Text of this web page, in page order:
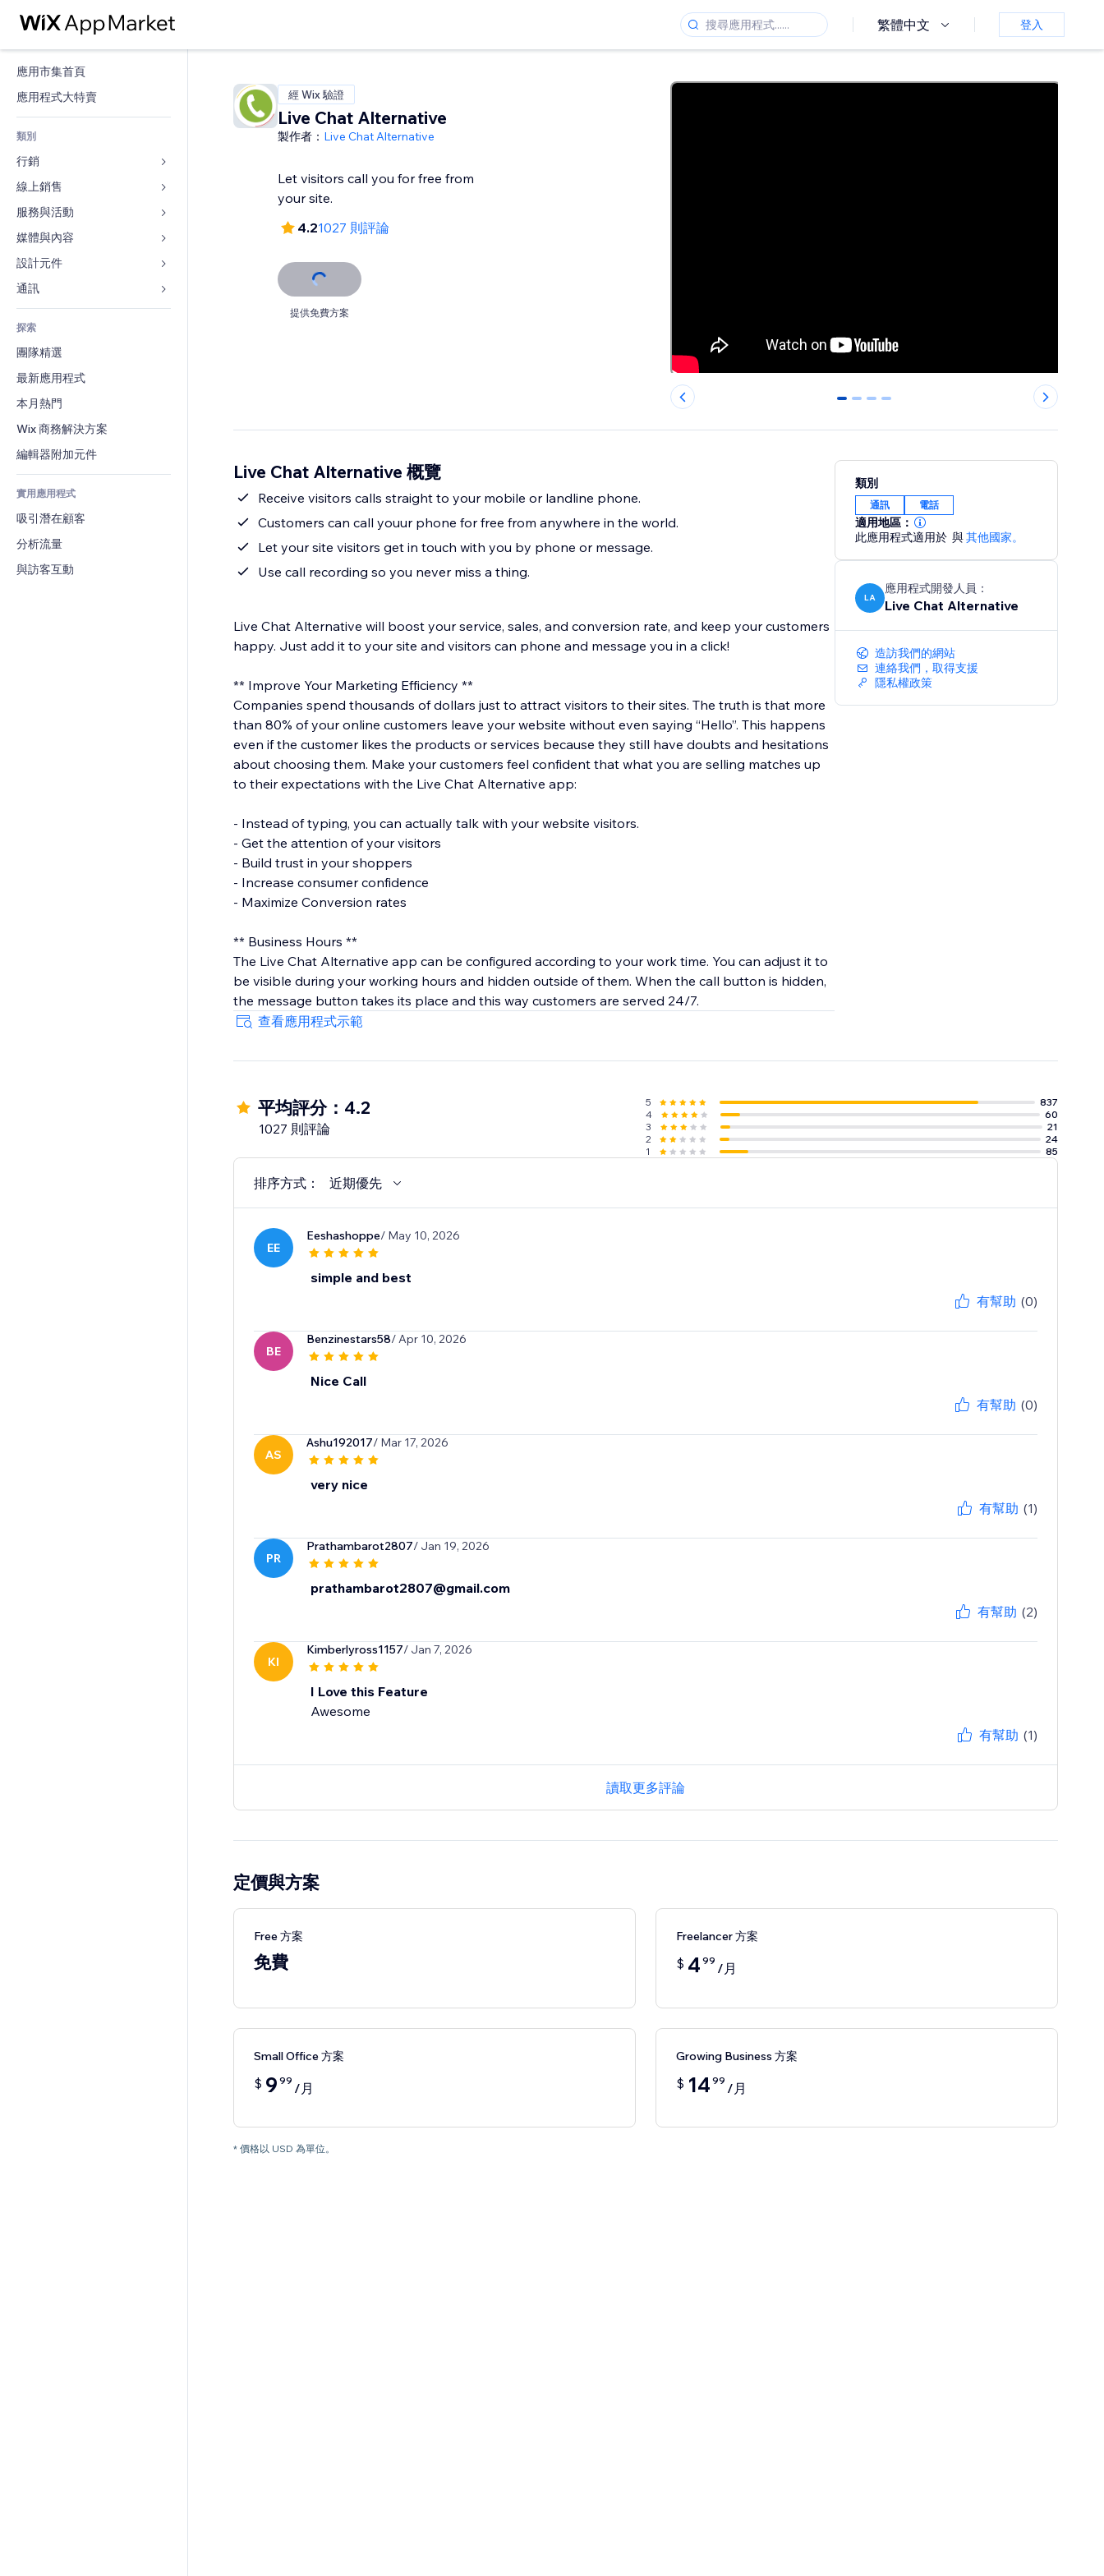
繁體中文 登入
應用市集首頁
應用程式大特賣
類別
行銷
廣告
行動裝置
分析
社交
發佈網站
電子郵件
轉換率
線上銷售
商店應用程式
出貨與送貨
付款按鈕
網路課程
會計
優惠券與酬賓計劃
倉儲解決方案
廠商直送
食品及飲料
服務與活動
旅館
活動
餐廳
不動產
預訂
媒體與內容
圖庫
音樂
Podcast
相片
影片
PDF
檔案分享
新聞
內容服務
設計元件
地圖與導航
隱私與安全性
時鐘
網頁範本
圖片效果
按鈕與選單
橫幅與徽章
計算機
搜尋
天氣
圖表與表格
表單
部落格
投票
聊天
留言
電話
社群
評價與推薦
CRM
探索
團隊精選
最新應用程式
本月熱門
Wix 商務解決方案
編輯器附加元件
實用應用程式
吸引潛在顧客
分析流量
與訪客互動
經 Wix 驗證
Live Chat Alternative
製作者： Live Chat Alternative
Let visitors call you for free from
your site.
4.21027 則評論
提供免費方案
0 1 2 3
Live Chat Alternative 概覽
Receive visitors calls straight to your mobile or landline phone.
Customers can call youur phone for free from anywhere in the world.
Let your site visitors get in touch with you by phone or message.
Use call recording so you never miss a thing.
Live Chat Alternative will boost your service, sales, and conversion rate, and keep your customers
happy. Just add it to your site and visitors can phone and message you in a click!
** Improve Your Marketing Efficiency **
Companies spend thousands of dollars just to attract visitors to their sites. The truth is that more
than 80% of your online customers leave your website without even saying “Hello”. This happens
even if the customer likes the products or services because they still have doubts and hesitations
about choosing them. Make your customers feel confident that what you are selling matches up
to their expectations with the Live Chat Alternative app:
- Instead of typing, you can actually talk with your website visitors.
- Get the attention of your visitors
- Build trust in your shoppers
- Increase consumer confidence
- Maximize Conversion rates
** Business Hours **
The Live Chat Alternative app can be configured according to your work time. You can adjust it to
be visible during your working hours and hidden outside of them. When the call button is hidden,
the message button takes its place and this way customers are served 24/7.
查看應用程式示範
類別
通訊 電話
適用地區：
此應用程式適用於 與其他國家。
LA
應用程式開發人員：
Live Chat Alternative
造訪我們的網站
連絡我們，取得支援
隱私權政策
平均評分：4.2
1027 則評論
5
837
4
60
3
21
2
24
1
85
排序方式： 近期優先
EE
Eeshashoppe/ May 10, 2026
simple and best
有幫助 (0)
BE
Benzinestars58/ Apr 10, 2026
Nice Call
有幫助 (0)
AS
Ashu192017/ Mar 17, 2026
very nice
有幫助 (1)
PR
Prathambarot2807/ Jan 19, 2026
prathambarot2807@gmail.com
有幫助 (2)
KI
Kimberlyross1157/ Jan 7, 2026
I Love this Feature
Awesome
有幫助 (1)
讀取更多評論
定價與方案
Free 方案
免費
Freelancer 方案
$ 4 99 /月
Small Office 方案
$ 9 99 /月
Growing Business 方案
$ 14 99 /月
* 價格以 USD 為單位。